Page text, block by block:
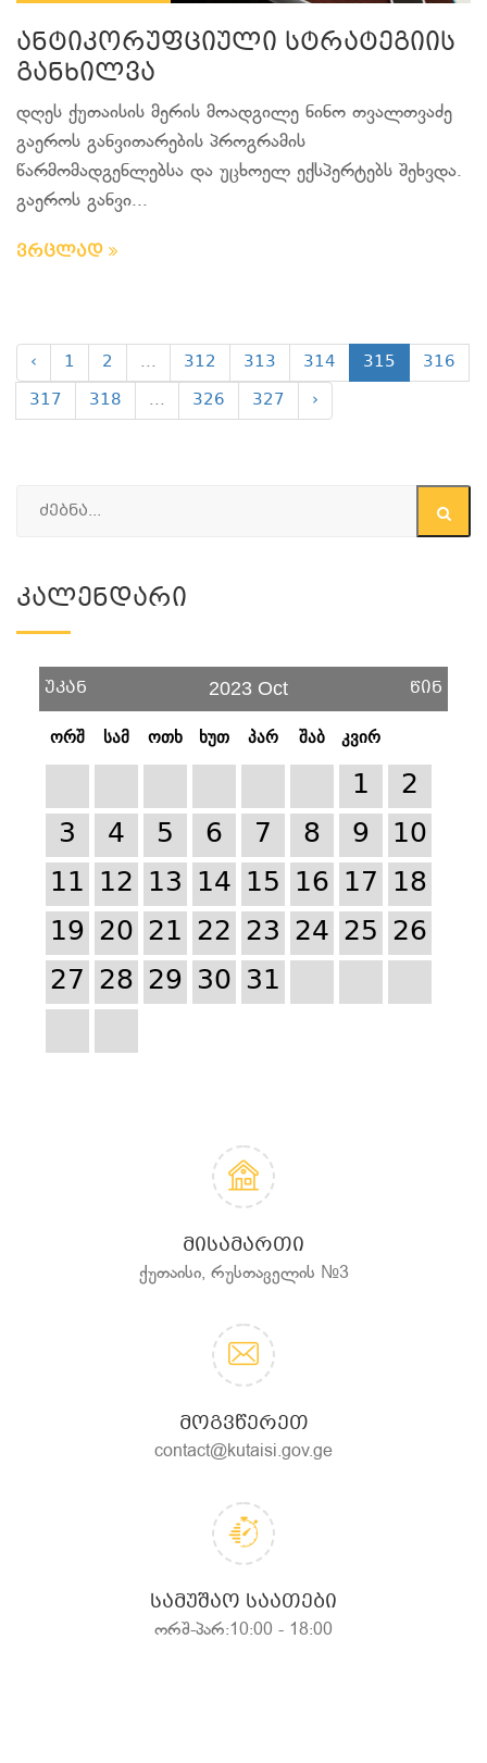
ანტიკორუფციული სტრატეგიის
განხილვა
დღეს ქუთაისის მერის მოადგილე ნინო თვალთვაძე
გაეროს განვითარების პროგრამის
წარმომადგენლებსა და უცხოელ ექსპერტებს შეხვდა.
გაეროს განვი...
ვრცლად
‹ 1 2 ... 312 313 314 315
316
317
318 ... 326 327 ›
Კალენდარი
უკან 2023 Oct წინ
ორშ სამ ოთხ ხუთ პარ შაბ კვირ
1
2
3
4 5 6 7 8 9
10
11 12 13 14 15 16 17 18
19 20 21 22 23 24 25 26
27 28 29 30 31
ᲛᲘᲡᲐᲛᲐᲠᲗᲘ
ქუთაისი, რუსთაველის №3
ᲛᲝᲒᲕᲬᲔᲠᲔᲗ
contact@kutaisi.gov.ge
ᲡᲐᲛᲣᲨᲐᲝ ᲡᲐᲐᲗᲔᲑᲘ
ორშ-პარ:10:00 - 18:00